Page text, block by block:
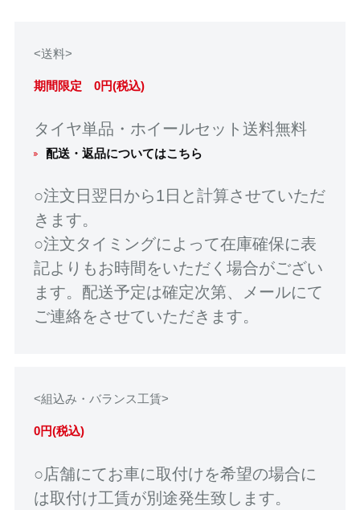
<送料>
期間限定 0円(税込)
タイヤ単品・ホイールセット送料無料
配送・返品についてはこちら
○注文日翌日から1日と計算させていただ
きます。
○注文タイミングによって在庫確保に表
記よりもお時間をいただく場合がござい
ます。配送予定は確定次第、メールにて
ご連絡をさせていただきます。
<組込み・バランス工賃>
0円(税込)
○店舗にてお車に取付けを希望の場合に
は取付け工賃が別途発生致します。